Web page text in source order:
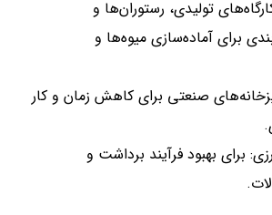
تولیدی، رستوران‌ها و
برای آماده‌سازی میوه‌ها و
صنعتی برای کاهش زمان و کار
برای بهبود فرآیند برداشت و